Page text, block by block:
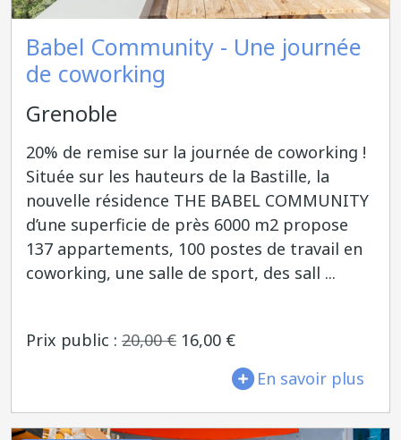
Babel Community - Une journée
de coworking
Grenoble
20% de remise sur la journée de coworking !
Située sur les hauteurs de la Bastille, la
nouvelle résidence THE BABEL COMMUNITY
d’une superficie de près 6000 m2 propose
137 appartements, 100 postes de travail en
coworking, une salle de sport, des sall ...
Prix public : 20,00 € 16,00 €
En savoir plus